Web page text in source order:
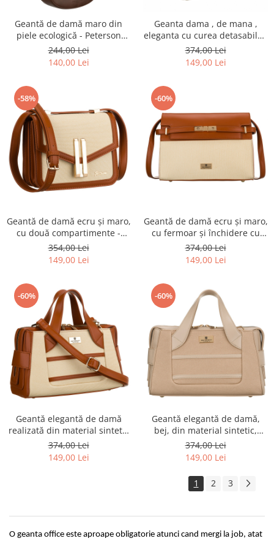
Geantă de damă maro din
piele ecologică - Peterson
PTR-PTN TOR-ALE-27 BRWON
244,00 Lei
140,00 Lei
Geanta dama , de mana ,
eleganta cu curea detasabila -
Peterson PTR-PTN R-1907-
9740 BE
374,00 Lei
149,00 Lei
-58%
Geantă de damă ecru și maro,
cu două compartimente -
Peterson PTR-PTN DALIA
ECRU-BROWN
354,00 Lei
149,00 Lei
-60%
Geantă de damă ecru și maro,
cu fermoar și închidere cu
magnet - Peterson PTR-PTN
KONWALIA ECRU-BR
374,00 Lei
149,00 Lei
-60%
Geantă elegantă de damă
realizată din material sintetic
- Peterson PTR-PTN FORSYCJA
ECRU-BR
374,00 Lei
149,00 Lei
-60%
Geantă elegantă de damă,
bej, din material sintetic,
închisă cu fermoar - Peterson
PTR-PTN FORSYCJA BEIGE
374,00 Lei
149,00 Lei
1 2 3
O geanta office este aproape obligatorie atunci cand mergi la job, atat